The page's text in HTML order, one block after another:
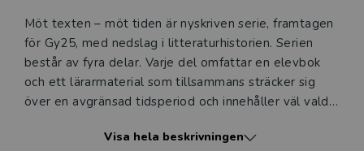
Möt texten – möt tiden är nyskriven serie, framtagen
för Gy25, med nedslag i litteraturhistorien. Serien
består av fyra delar. Varje del omfattar en elevbok
och ett lärarmaterial som tillsammans sträcker sig
över en avgränsad tidsperiod och innehåller väl valda
Visa hela beskrivningen